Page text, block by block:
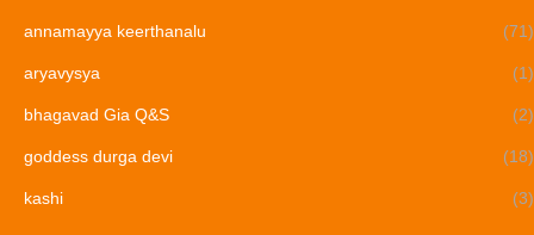
annamayya keerthanalu (71)
aryavysya (1)
bhagavad Gia Q&S (2)
goddess durga devi (18)
kashi (3)